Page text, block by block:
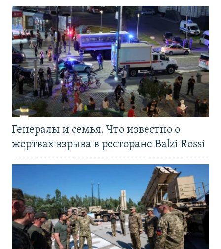
Генералы и семья. Что известно о
жертвах взрыва в ресторане Balzi Rossi